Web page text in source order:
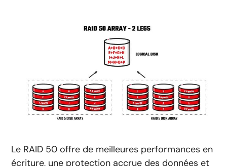
Le RAID 50 offre de meilleures performances en
écriture, une protection accrue des données et